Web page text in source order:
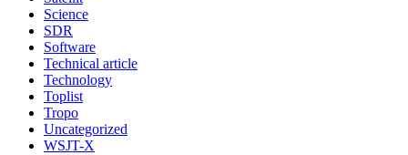
Science
SDR
Software
Technical article
Technology
Toplist
Tropo
Uncategorized
WSJT-X